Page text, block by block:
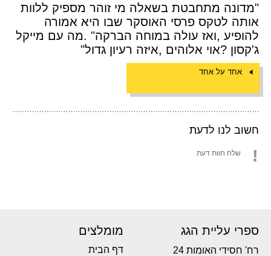
"מדונה מתחבטת בשאלה מי זוהר מספיק ללוות
אותה לטקס פרסי האוסקר שבו היא אמורה
להופיע ,ואז עולה במוחה הברקה" .מה עם מייקל
ג'קסון ?אוי אלוהים ,איזה רעיון גדול"
אחד על אחד
חשוב לנו לדעת
שלח חוות דעת
ספרי עליית הגג
רח' חסידי האומות 24
מומלצים
דף הבית